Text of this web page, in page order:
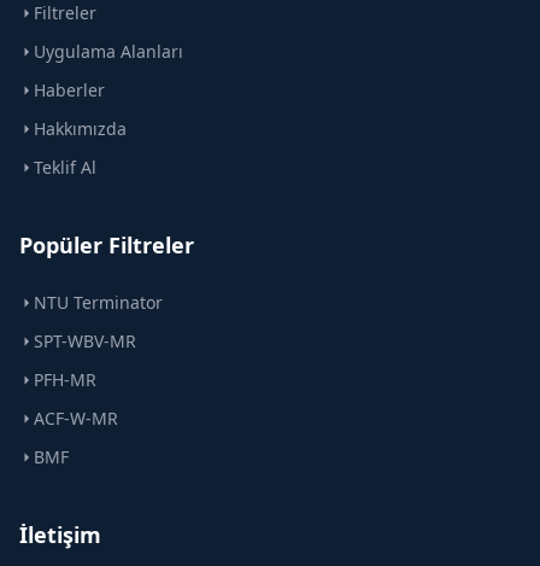
Filtreler
Uygulama Alanları
Haberler
Hakkımızda
Teklif Al
Popüler Filtreler
NTU Terminator
SPT-WBV-MR
PFH-MR
ACF-W-MR
BMF
İletişim